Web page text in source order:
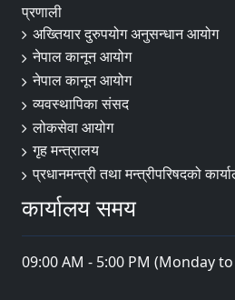
प्रणाली
अख्तियार दुरुपयोग अनुसन्धान आयोग
नेपाल कानून आयोग
नेपाल कानून आयोग
व्यवस्थापिका संसद
लोकसेवा आयोग
गृह मन्त्रालय
प्रधानमन्त्री तथा मन्त्रीपरिषदको
कार्यालय समय
09:00 AM - 5:00 PM (Monday